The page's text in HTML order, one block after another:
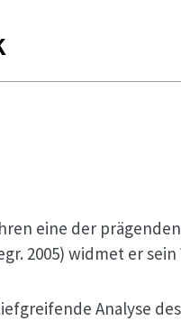
eine der
2005) widmet er
Analyse